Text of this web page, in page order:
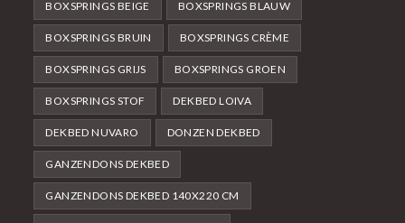
BOXSPRINGS BEIGE BOXSPRINGS BLAUW
BOXSPRINGS BRUIN BOXSPRINGS CRÈME
BOXSPRINGS GRIJS BOXSPRINGS GROEN
BOXSPRINGS STOF DEKBED LOIVA
DEKBED NUVARO DONZEN DEKBED
GANZENDONS DEKBED
GANZENDONS DEKBED 140X220 CM